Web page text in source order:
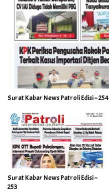
Surat Kabar News Patroli Edisi – 254
Surat Kabar News Patroli Edisi –
253